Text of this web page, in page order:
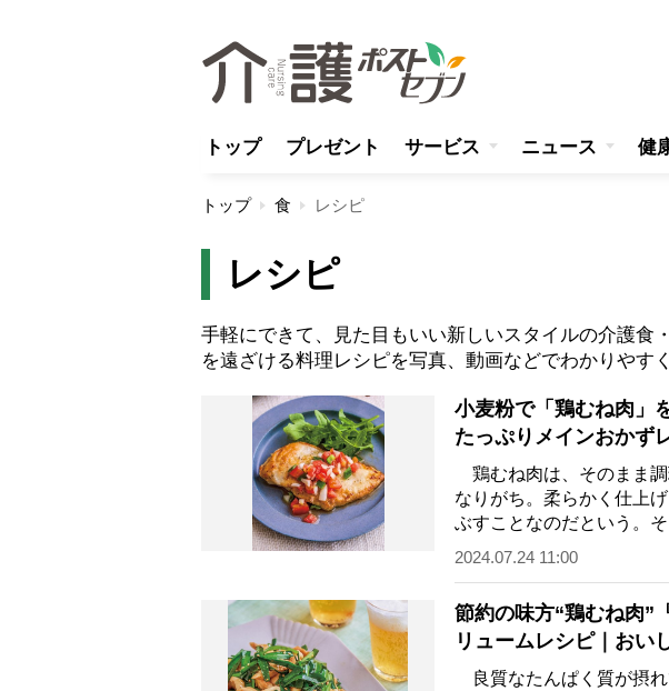
トップ プレゼント サービス ニュース 健
トップ 食 レシピ
レシピ
手軽にできて、見た目もいい新しいスタイルの介護食
を遠ざける料理レシピを写真、動画などでわかりやす
小麦粉で「鶏むね肉」
たっぷりメインおかず
おいしくする取扱説明
鶏むね肉は、そのまま調
なりがち。柔らかく仕上
ぶすことなのだという。
と「小麦粉を使った」レ
2024.07.24 11:00
節約の味方“鶏むね肉”
リュームレシピ｜おい
方 保存方法もご紹介
良質なたんぱく質が摂れ